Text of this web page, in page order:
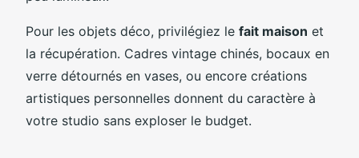
Pour les objets déco, privilégiez le fait maison et
la récupération. Cadres vintage chinés, bocaux en
verre détournés en vases, ou encore créations
artistiques personnelles donnent du caractère à
votre studio sans exploser le budget.